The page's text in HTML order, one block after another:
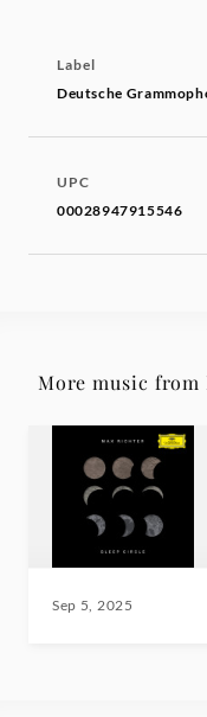
Label
Deutsche
UPC
00028947915546
More music from
Sep 5, 2025